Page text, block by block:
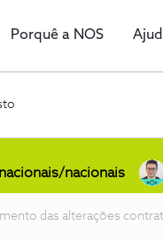
Porquê a NOS
nacionais
das alterações